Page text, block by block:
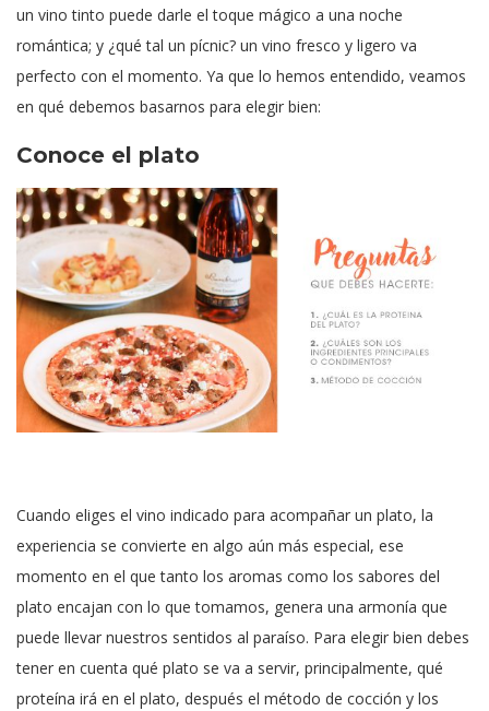
un vino tinto puede darle el toque mágico a una noche
romántica; y ¿qué tal un pícnic? un vino fresco y ligero va
perfecto con el momento. Ya que lo hemos entendido, veamos
en qué debemos basarnos para elegir bien:
Conoce el plato
Cuando eliges el vino indicado para acompañar un plato, la
experiencia se convierte en algo aún más especial, ese
momento en el que tanto los aromas como los sabores del
plato encajan con lo que tomamos, genera una armonía que
puede llevar nuestros sentidos al paraíso. Para elegir bien debes
tener en cuenta qué plato se va a servir, principalmente, qué
proteína irá en el plato, después el método de cocción y los